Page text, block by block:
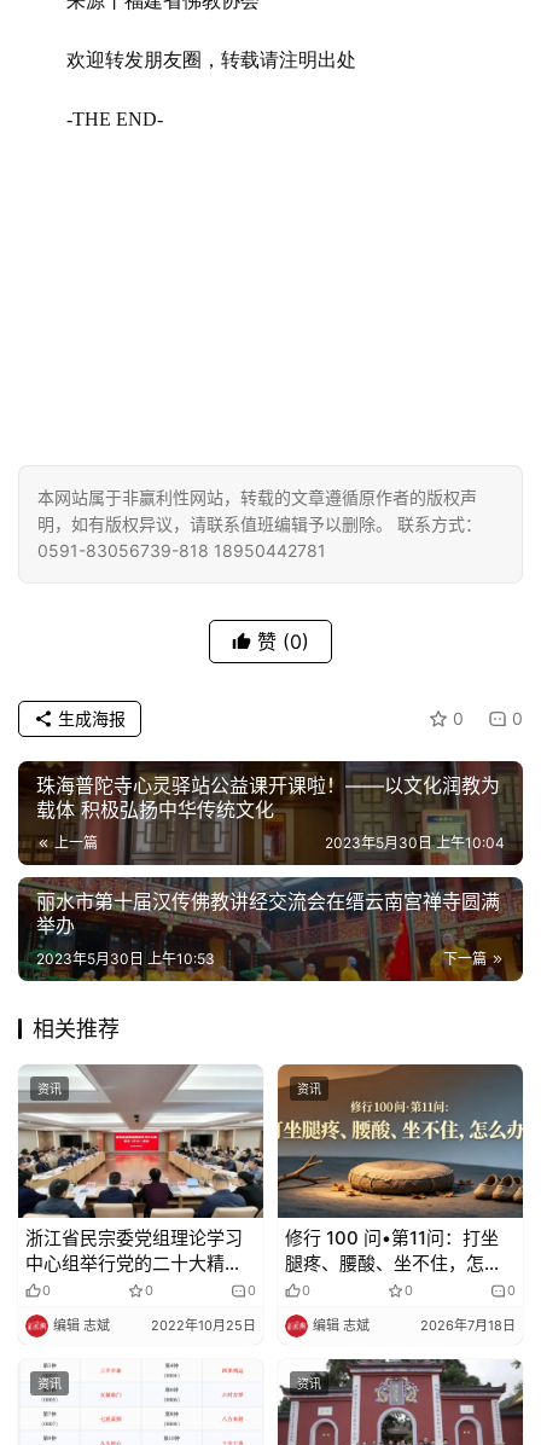
欢迎转发朋友圈，转载请注明出处
-THE END-
本网站属于非赢利性网站，转载的文章遵循原作者的版权声
明，如有版权异议，请联系值班编辑予以删除。 联系方式：
0591-83056739-818 18950442781
赞 (0)
0 0
生成海报
珠海普陀寺心灵驿站公益课开课啦！——以文化润教为
载体 积极弘扬中华传统文化
上一篇 2023年5月30日 上午10:04
丽水市第十届汉传佛教讲经交流会在缙云南宫禅寺圆满
举办
下一篇
2023年5月30日 上午10:53
相关推荐
资讯
浙江省民宗委党组理论学习
中心组举行党的二十大精神
专题学习会
0 0 0
编辑 志斌 2022年10月25日
资讯
修行 100 问•第11问：打坐
腿疼、腰酸、坐不住，怎么
办？
0 0 0
编辑 志斌 2026年7月18日
资讯 资讯